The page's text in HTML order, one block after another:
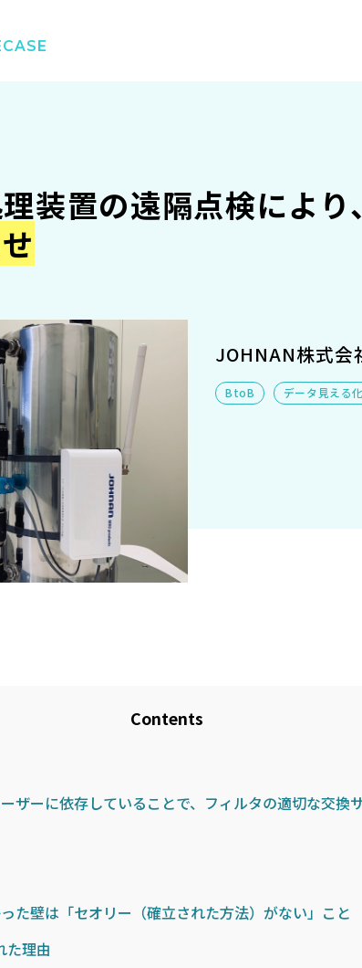
装置の遠隔点検によ
JOHNAN株式会
BtoB データ見える化
Contents
ザーに依存していることで、フィルタの適切な交換
た壁は「セオリー（確立された方法）がない」こと
た理由